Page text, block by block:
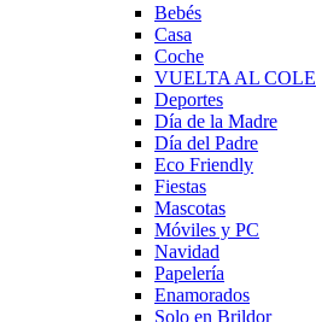
Bebés
Casa
Coche
VUELTA AL COLE
Deportes
Día de la Madre
Día del Padre
Eco Friendly
Fiestas
Mascotas
Móviles y PC
Navidad
Papelería
Enamorados
Solo en Brildor